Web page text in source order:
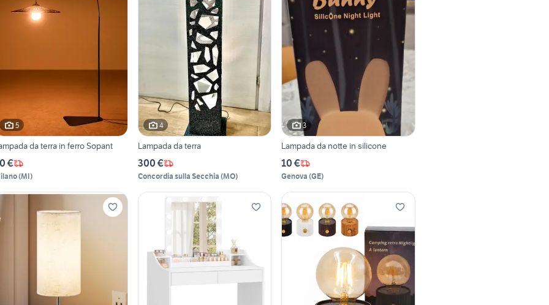
5
da terra in ferro Sopant
€
(MI)
4
Lampada da terra
300 €
Concordia sulla Secchia (MO)
3
Lampada da notte in silicone
10 €
Genova (GE)